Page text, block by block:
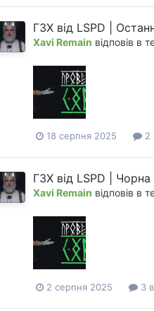
ГЗХ від LSPD |
Xavi Remain відповів в
18 серпня 2025 2
ГЗХ від LSPD |
Xavi Remain відповів в
2 серпня 2025 3